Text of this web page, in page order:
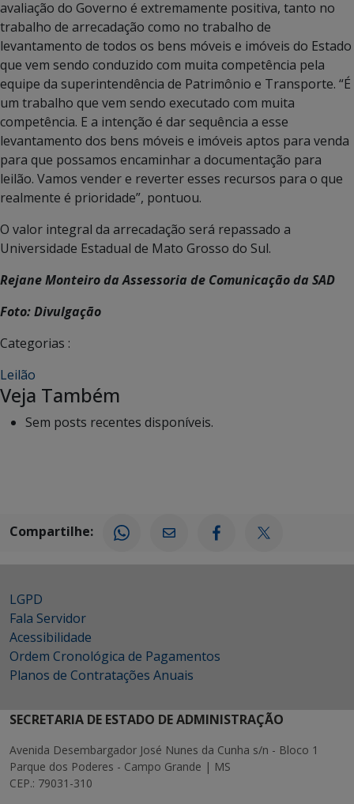
avaliação do Governo é extremamente positiva, tanto no
trabalho de arrecadação como no trabalho de
levantamento de todos os bens móveis e imóveis do Estado
que vem sendo conduzido com muita competência pela
equipe da superintendência de Patrimônio e Transporte. “É
um trabalho que vem sendo executado com muita
competência. E a intenção é dar sequência a esse
levantamento dos bens móveis e imóveis aptos para venda
para que possamos encaminhar a documentação para
leilão. Vamos vender e reverter esses recursos para o que
realmente é prioridade”, pontuou.
O valor integral da arrecadação será repassado a
Universidade Estadual de Mato Grosso do Sul.
Rejane Monteiro da Assessoria de Comunicação da SAD
Foto: Divulgação
Categorias :
Leilão
Veja Também
Sem posts recentes disponíveis.
Compartilhe:
LGPD
Fala Servidor
Acessibilidade
Ordem Cronológica de Pagamentos
Planos de Contratações Anuais
SECRETARIA DE ESTADO DE ADMINISTRAÇÃO
Avenida Desembargador José Nunes da Cunha s/n - Bloco 1
Parque dos Poderes - Campo Grande | MS
CEP.: 79031-310